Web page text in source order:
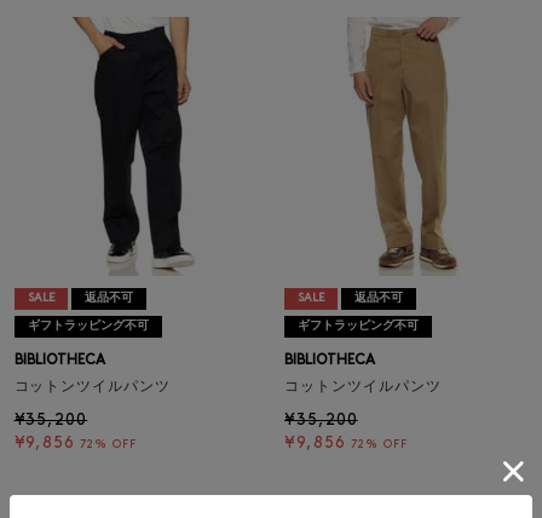
SALE 返品不可
ギフトラッピング不可
BIBLIOTHECA
コットンツイルパンツ
¥35,200
¥9,856 72% OFF
SALE 返品不可
ギフトラッピング不可
BIBLIOTHECA
コットンツイルパンツ
¥35,200
¥9,856 72% OFF